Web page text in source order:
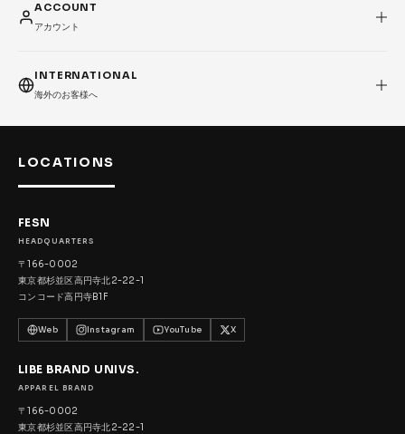
ACCOUNT
アカウント
INTERNATIONAL
海外のお客様へ
LOCATIONS
FESN
HEADQUARTERS
〒166-0002
東京都杉並区高円寺北2-22-1
コンコード高円寺B1F
Web Instagram YouTube X
LIBE BRAND UNIVS.
APPAREL BRAND
〒166-0002
東京都杉並区高円寺北2-22-1